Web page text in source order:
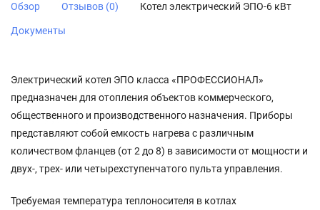
Обзор Отзывов (0) Котел электрический ЭПО-6 кВт
Документы
Электрический котел ЭПО класса «ПРОФЕССИОНАЛ»
предназначен для отопления объектов коммерческого,
общественного и производственного назначения. Приборы
представляют собой емкость нагрева с различным
количеством фланцев (от 2 до 8) в зависимости от мощности и
двух-, трех- или четырехступенчатого пульта управления.
Требуемая температура теплоносителя в котлах